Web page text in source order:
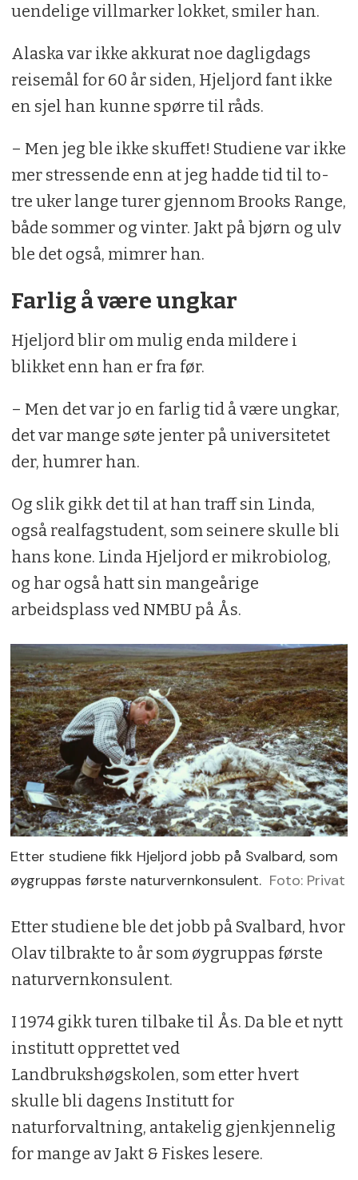
uendelige villmarker lokket, smiler han.
Alaska var ikke akkurat noe dagligdags
reisemål for 60 år siden, Hjeljord fant ikke
en sjel han kunne spørre til råds.
– Men jeg ble ikke skuffet! Studiene var ikke
mer stressende enn at jeg hadde tid til to-
tre uker lange turer gjennom Brooks Range,
både sommer og vinter. Jakt på bjørn og ulv
ble det også, mimrer han.
Farlig å være ungkar
Hjeljord blir om mulig enda mildere i
blikket enn han er fra før.
– Men det var jo en farlig tid å være ungkar,
det var mange søte jenter på universitetet
der, humrer han.
Og slik gikk det til at han traff sin Linda,
også realfagstudent, som seinere skulle bli
hans kone. Linda Hjeljord er mikrobiolog,
og har også hatt sin mangeårige
arbeidsplass ved NMBU på Ås.
Etter studiene fikk Hjeljord jobb på Svalbard, som
øygruppas første naturvernkonsulent. Foto: Privat
Etter studiene ble det jobb på Svalbard, hvor
Olav tilbrakte to år som øygruppas første
naturvernkonsulent.
I 1974 gikk turen tilbake til Ås. Da ble et nytt
institutt opprettet ved
Landbrukshøgskolen, som etter hvert
skulle bli dagens Institutt for
naturforvaltning, antakelig gjenkjennelig
for mange av Jakt & Fiskes lesere.